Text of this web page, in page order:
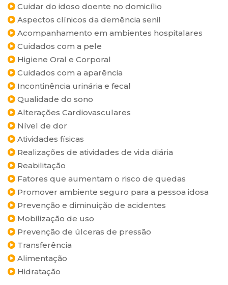
Cuidar do idoso doente no domicílio
Aspectos clínicos da demência senil
Acompanhamento em ambientes hospitalares
Cuidados com a pele
Higiene Oral e Corporal
Cuidados com a aparência
Incontinência urinária e fecal
Qualidade do sono
Alterações Cardiovasculares
Nível de dor
Atividades físicas
Realizações de atividades de vida diária
Reabilitação
Fatores que aumentam o risco de quedas
Promover ambiente seguro para a pessoa idosa
Prevenção e diminuição de acidentes
Mobilização de uso
Prevenção de úlceras de pressão
Transferência
Alimentação
Hidratação